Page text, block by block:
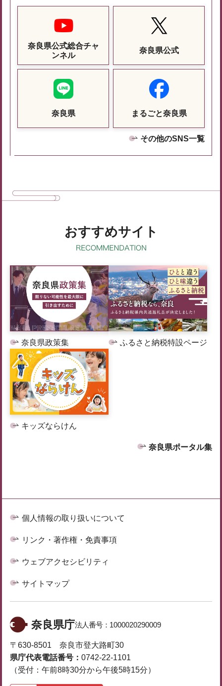
奈良県公式総合チャ
ンネル
奈良県公式
奈良県 まるごと奈良県
その他のSNS一覧
おすすめサイト
奈良県政策集 ふるさと納税特設ページ
キッズならけん
奈良県ポータル集
個人情報の取り扱いについて
リンク・著作権・免責事項
ウェブアクセシビリティ
サイトマップ
奈良県庁法人番号： 1000020290009
〒630-8501 奈良市登大路町30
県庁代表電話番号： 0742-22-1101
（受付：午前8時30分から午後5時15分）